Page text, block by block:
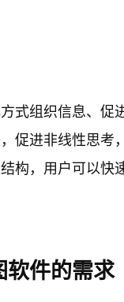
式组织信息、促
促进非线性思考
构，用户可以快
件的需求